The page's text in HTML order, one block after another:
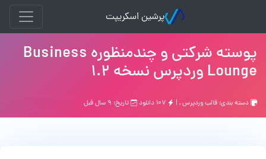
پرشین اسکریپت
پوسته شرکتی و چندمنظوره Business
Lounge وردپرس نسخه 1.2
دسته بندی: قالب وردپرس, | تاریخ: ۹ سال قبل